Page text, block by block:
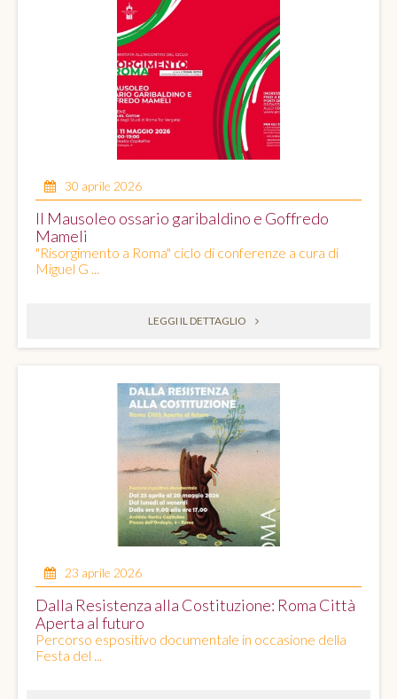
30 aprile 2026
Il Mausoleo ossario garibaldino e Goffredo
Mameli
"Risorgimento a Roma" ciclo di conferenze a cura di
Miguel G ...
LEGGI IL DETTAGLIO
23 aprile 2026
Dalla Resistenza alla Costituzione: Roma Città
Aperta al futuro
Percorso espositivo documentale in occasione della
Festa del ...